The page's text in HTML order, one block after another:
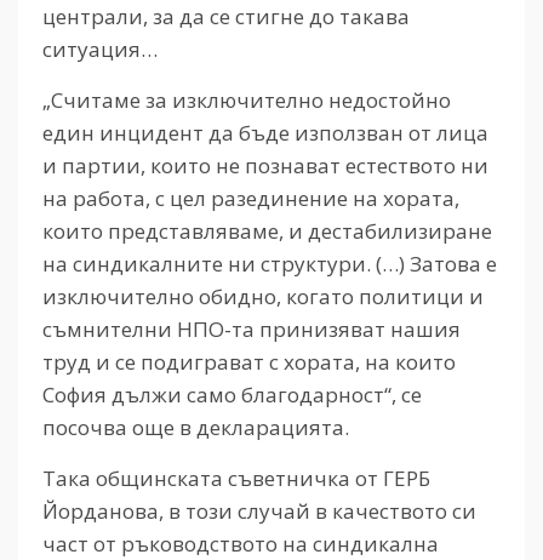
централи, за да се стигне до такава
ситуация…
„Считаме за изключително недостойно
един инцидент да бъде използван от лица
и партии, които не познават естеството ни
на работа, с цел разединение на хората,
които представляваме, и дестабилизиране
на синдикалните ни структури. (…) Затова е
изключително обидно, когато политици и
съмнителни НПО-та принизяват нашия
труд и се подиграват с хората, на които
София дължи само благодарност“, се
посочва още в декларацията.
Така общинската съветничка от ГЕРБ
Йорданова, в този случай в качеството си
част от ръководството на синдикална